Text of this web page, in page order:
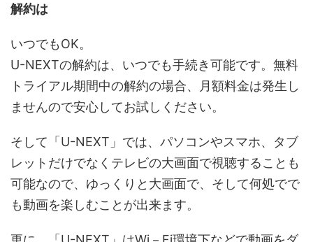
解約は
いつでもOK。
U-NEXTの解約は、いつでも手続き可能です。無料
トライアル期間中の解約の場合、月額料金は発生し
ませんので安心してお試しください。
そして「U-NEXT」では、パソコンやスマホ、タブ
レットだけでなくテレビの大画面で視聴することも
可能なので、ゆっくりと大画面で、そして何処でで
も動画を楽しむことが出来ます。